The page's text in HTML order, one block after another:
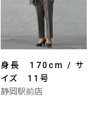
身長 170cm / サ
イズ 11号
静岡駅前店